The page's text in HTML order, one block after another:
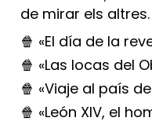
de mirar els altres.
🍿 «El día de la
🍿 «Las locas del
🍿 «Viaje al país
🍿 «León XIV, el